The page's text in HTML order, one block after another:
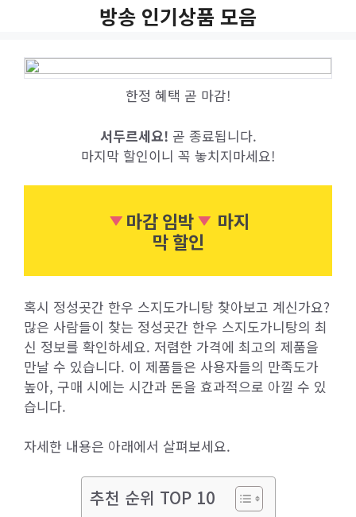
방송 인기상품 모음
한정 혜택 곧 마감!
서두르세요! 곧 종료됩니다.
마지막 할인이니 꼭 놓치지마세요!
마감 임박
마지
막 할인
혹시 정성곳간 한우 스지도가니탕 찾아보고 계신가요?
많은 사람들이 찾는 정성곳간 한우 스지도가니탕의 최
신 정보를 확인하세요. 저렴한 가격에 최고의 제품을
만날 수 있습니다. 이 제품들은 사용자들의 만족도가
높아, 구매 시에는 시간과 돈을 효과적으로 아낄 수 있
습니다.
자세한 내용은 아래에서 살펴보세요.
추천 순위 TOP 10